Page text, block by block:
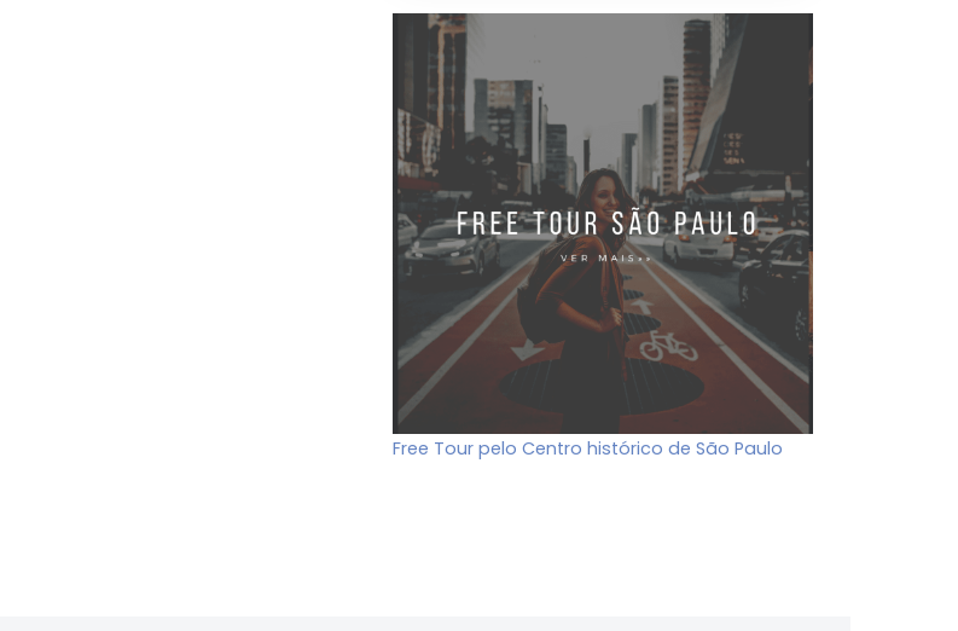
Free Tour pelo Centro histórico de São Paulo